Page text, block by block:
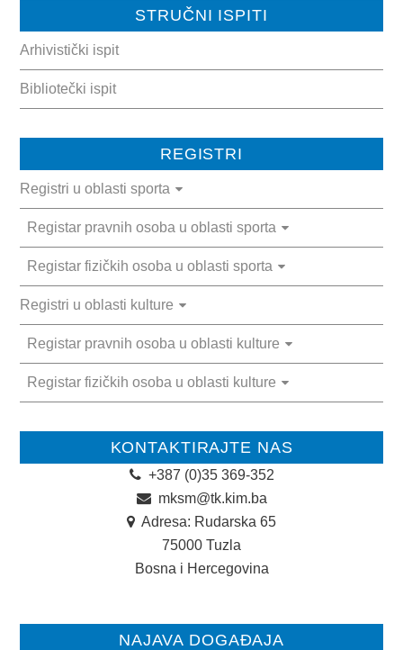
STRUČNI ISPITI
Arhivistički ispit
Bibliotečki ispit
REGISTRI
Registri u oblasti sporta
Registar pravnih osoba u oblasti sporta
Registar fizičkih osoba u oblasti sporta
Registri u oblasti kulture
Registar pravnih osoba u oblasti kulture
Registar fizičkih osoba u oblasti kulture
KONTAKTIRAJTE NAS
+387 (0)35 369-352
mksm@tk.kim.ba
Adresa: Rudarska 65
75000 Tuzla
Bosna i Hercegovina
NAJAVA DOGAĐAJA